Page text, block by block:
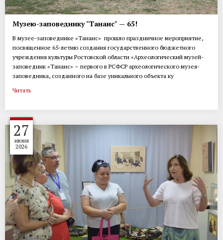
Музею-заповеднику "Танаис" — 65!
В музее-заповеднике «Танаис» прошло праздничное мероприятие,
посвященное 65-летию создания государственного бюджетного
учреждения культуры Ростовской области «Археологический музей-
заповедник «Танаис» – первого в РСФСР археологического музея-
заповедника, созданного на базе уникального объекта ку
Читать
27
июня
2026